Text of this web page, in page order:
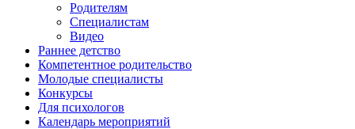
Родителям
Специалистам
Видео
Раннее детство
Компетентное родительство
Молодые специалисты
Конкурсы
Для психологов
Календарь мероприятий